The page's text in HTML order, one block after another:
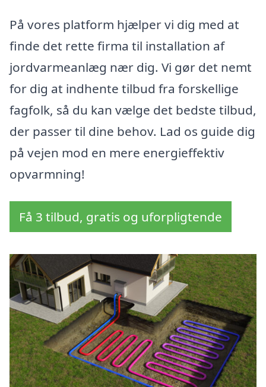
På vores platform hjælper vi dig med at
finde det rette firma til installation af
jordvarmeanlæg nær dig. Vi gør det nemt
for dig at indhente tilbud fra forskellige
fagfolk, så du kan vælge det bedste tilbud,
der passer til dine behov. Lad os guide dig
på vejen mod en mere energieffektiv
opvarmning!
Få 3 tilbud, gratis og uforpligtende